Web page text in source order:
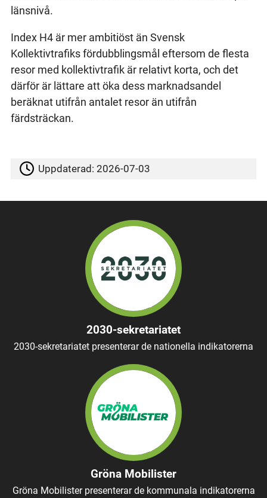
länsnivå.
Index H4 är mer ambitiöst än Svensk
Kollektivtrafiks fördubblingsmål eftersom de flesta
resor med kollektivtrafik är relativt korta, och det
därför är lättare att öka dess marknadsandel
beräknat utifrån antalet resor än utifrån
färdsträckan.
Uppdaterad:2026-07-03
2030-sekretariatet
2030-sekretariatet presenterar de nationella indikatorerna
Gröna Mobilister
Gröna Mobilister presenterar de kommunala indikatorerna